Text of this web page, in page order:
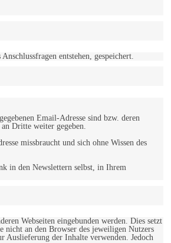
entstehen, gespeichert.
Email-Adresse sind bzw. deren
Dritte weiter gegeben.
missbraucht und sich ohne Wissen des
in den Newslettern selbst, in Ihrem
Webseiten eingebunden werden. Dies setzt
nicht an den Browser des jeweiligen Nutzers
Auslieferung der Inhalte verwenden. Jedoch